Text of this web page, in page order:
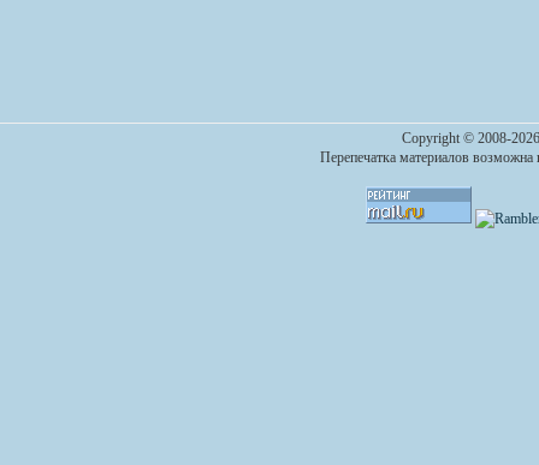
Copyright © 2008-
Перепечатка материалов возможна